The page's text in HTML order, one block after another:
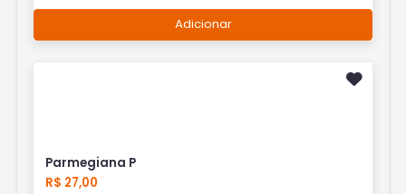
Adicionar
Parmegiana P
R$ 27,00